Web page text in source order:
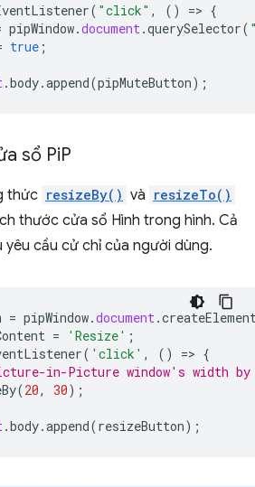
( "click" , () => {
pipWindow.document .querySelector(
true ;
.body.append(pipMuteButton);
sổ PiP
thức resizeBy() và resizeTo()
thước cửa sổ Hình trong hình. Cả
cầu cử chỉ của người dùng.
= pipWindow.document .
= 'Resize' ;
( 'click' , () => {
in-Picture window's width by
(20, 30);
.body.append(resizeButton);